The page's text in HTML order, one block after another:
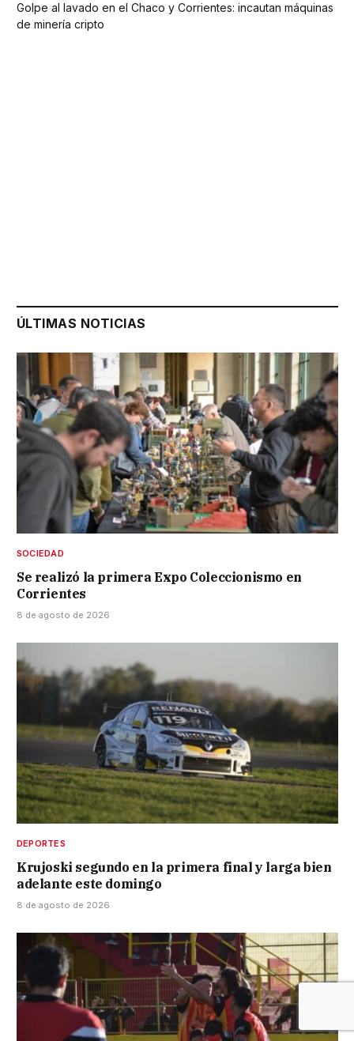
Golpe al lavado en el Chaco y Corrientes: incautan máquinas
de minería cripto
ÚLTIMAS NOTICIAS
SOCIEDAD
Se realizó la primera Expo Coleccionismo en
Corrientes
8 de agosto de 2026
DEPORTES
Krujoski segundo en la primera final y larga bien
adelante este domingo
8 de agosto de 2026